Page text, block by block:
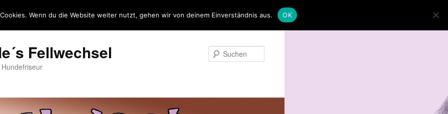
Fellwechsel
Wenn du die Website weiter nutzt, gehen wir von deinem Einverständnis aus. OK